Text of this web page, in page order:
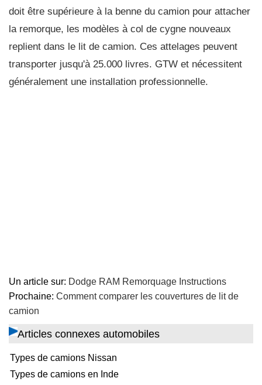
doit être supérieure à la benne du camion pour attacher
la remorque, les modèles à col de cygne nouveaux
replient dans le lit de camion. Ces attelages peuvent
transporter jusqu'à 25.000 livres. GTW et nécessitent
généralement une installation professionnelle.
Un article sur: Dodge RAM Remorquage Instructions
Prochaine: Comment comparer les couvertures de lit de
camion
Articles connexes automobiles
Types de camions Nissan
Types de camions en Inde